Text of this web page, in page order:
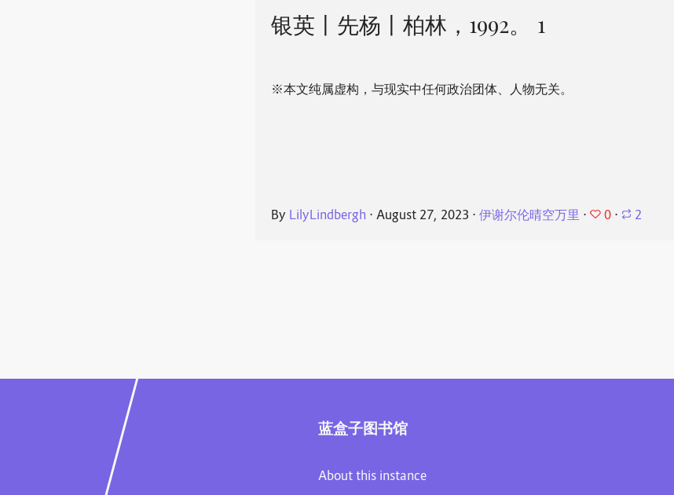
银英丨先杨丨柏林，1992。 1
※本文纯属虚构，与现实中任何政治团体、人物无关。
By LilyLindbergh ⋅August 27, 2023 ⋅伊谢尔伦晴空万里 ⋅ 0 ⋅ 2
蓝盒子图书馆
About this instance